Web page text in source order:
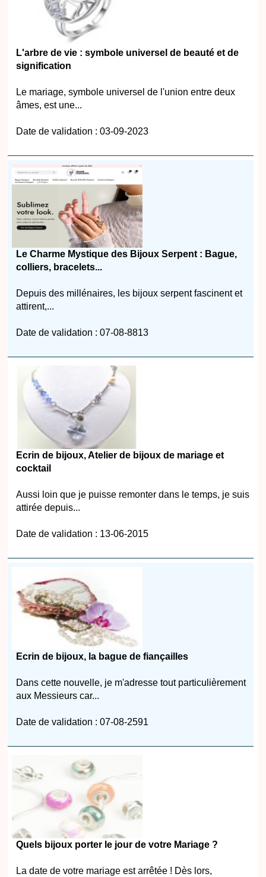
L'arbre de vie : symbole universel de beauté et de
signification
Le mariage, symbole universel de l'union entre deux
âmes, est une...
Date de validation : 03-09-2023
Le Charme Mystique des Bijoux Serpent : Bague,
colliers, bracelets...
Depuis des millénaires, les bijoux serpent fascinent et
attirent,...
Date de validation : 07-08-8813
Ecrin de bijoux, Atelier de bijoux de mariage et
cocktail
Aussi loin que je puisse remonter dans le temps, je suis
attirée depuis...
Date de validation : 13-06-2015
Ecrin de bijoux, la bague de fiançailles
Dans cette nouvelle, je m'adresse tout particulièrement
aux Messieurs car...
Date de validation : 07-08-2591
Quels bijoux porter le jour de votre Mariage ?
La date de votre mariage est arrêtée ! Dès lors,